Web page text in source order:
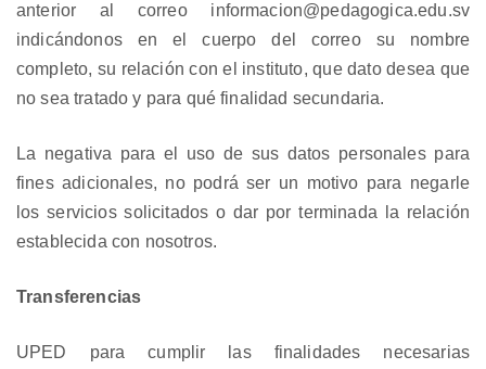
anterior al correo informacion@pedagogica.edu.sv
indicándonos en el cuerpo del correo su nombre
completo, su relación con el instituto, que dato desea que
no sea tratado y para qué finalidad secundaria.
La negativa para el uso de sus datos personales para
fines adicionales, no podrá ser un motivo para negarle
los servicios solicitados o dar por terminada la relación
establecida con nosotros.
Transferencias
UPED para cumplir las finalidades necesarias